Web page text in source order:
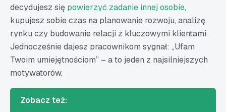
decydujesz się powierzyć zadanie innej osobie,
kupujesz sobie czas na planowanie rozwoju, analizę
rynku czy budowanie relacji z kluczowymi klientami.
Jednocześnie dajesz pracownikom sygnał: „Ufam
Twoim umiejętnościom” – a to jeden z najsilniejszych
motywatorów.
Zobacz też: